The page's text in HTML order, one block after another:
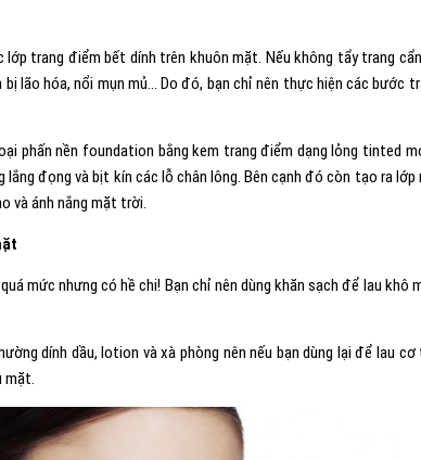
lớp trang điểm bết dính trên khuôn mặt. Nếu không tẩy trang
lão hóa, nổi mụn mủ… Do đó, bạn chỉ nên thực hiện các bước
phấn nền foundation bằng kem trang điểm dạng lỏng tinted
đọng và bịt kín các lỗ chân lông. Bên cạnh đó còn tạo ra lớp
và ánh nắng mặt trời.
mức nhưng có hề chi! Bạn chỉ nên dùng khăn sạch để lau khô
dính dầu, lotion và xà phòng nên nếu bạn dùng lại để lau
mặt.